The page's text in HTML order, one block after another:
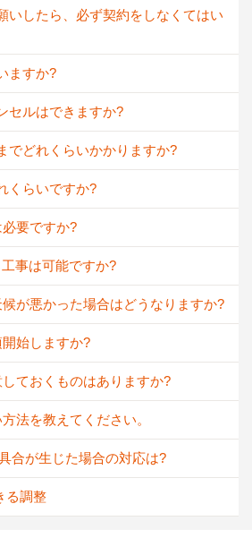
いしたら、必ず契約をしなくてはい
ますか?
セルはできますか?
でどれくらいかかりますか?
くらいですか?
要ですか?
事は可能ですか?
が悪かった場合はどうなりますか?
始しますか?
ておくものはありますか?
法を教えてください。
合が生じた場合の対応は?
る調整